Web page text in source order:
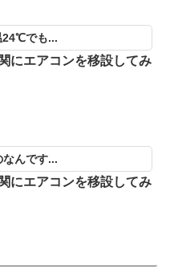
24℃でも...
にエアコンを移設してみ
んです...
にエアコンを移設してみ